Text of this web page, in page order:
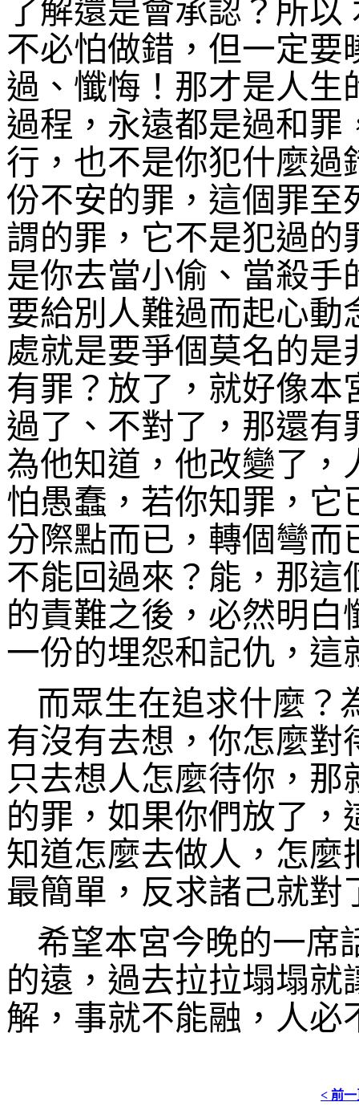
了解還是會承認？所
不必怕做錯，但一定要
過、懺悔！那才是人生
過程，永遠都是過和罪
行，也不是你犯什麼過
份不安的罪，這個罪至
謂的罪，它不是犯過的
是你去當小偷、當殺手
要給別人難過而起心動
處就是要爭個莫名的是
有罪？放了，就好像本
過了、不對了，那還有
為他知道，他改變了，
怕愚蠢，若你知罪，它
分際點而已，轉個彎而
不能回過來？能，那這
的責難之後，必然明
一份的埋怨和記仇，這
而眾生在追求什麼？
有沒有去想，你怎麼對
只去想人怎麼待你，
的罪，如果你們放了
知道怎麼去做人，怎麼
最簡單，反求諸己就對
希望本宮今晚的一席
的遠，過去拉拉塌塌
解， 事就不能融， 人必
< 前一